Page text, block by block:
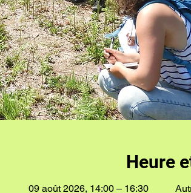
Heure
09 août 2026, 14:00 – 16:30